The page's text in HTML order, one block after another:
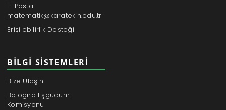
E-Posta:
matematik@karatekin.edu.tr
Erişilebilirlik Desteği
BILGI SISTEMLERI
Bize Ulaşın
Bologna Eşgüdüm
Komisyonu